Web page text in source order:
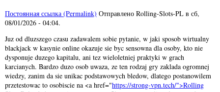
Постоянная ссылка (Permalink) Отправлено Rolling-Slots-PL в сб,
08/01/2026 - 04:04.
Juz od dluzszego czasu zadawalem sobie pytanie, w jaki sposob wirtualny
blackjack w kasynie online okazuje sie byc sensowna dla osoby, kto nie
dysponuje duzego kapitalu, ani tez wieloletniej praktyki w grach
karcianych. Bardzo duzo osob uwaza, ze ten rodzaj gry zaklada ogromnej
wiedzy, zanim da sie unikac podstawowych bledow, dlatego postanowilem
przetestowac to osobiscie na <a href="https://strong-vpn.tech/">Rolling